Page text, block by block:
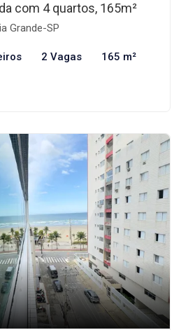
com 4 quartos, 165m²
Grande-SP
2 Vagas 165 m²